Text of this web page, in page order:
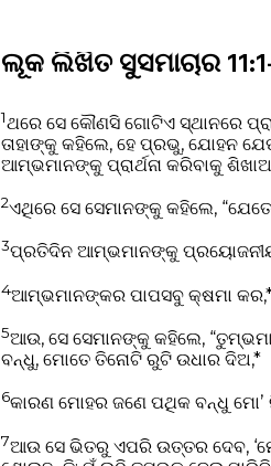
ଲୂକ ଲିଖିତ ସୁସମାଚାର
1ଥରେ ସେ କୌଣସି ଗୋଟିଏ ସ୍ଥାନରେ
ତାହାଙ୍କୁ କହିଲେ, ହେ ପ୍ରଭୁ, ଯୋହନ
ଆମ୍ଭମାନଙ୍କୁ ପ୍ରାର୍ଥନା କରିବାକୁ
2ଏଥିରେ ସେ ସେମାନଙ୍କୁ କହିଲେ,
3ପ୍ରତିଦିନ ଆମ୍ଭମାନଙ୍କୁ
4ଆମ୍ଭମାନଙ୍କର ପାପସବୁ କ୍ଷମା
5ଆଉ, ସେ ସେମାନଙ୍କୁ କହିଲେ,
ବନ୍ଧୁ, ମୋତେ ତିନୋଟି ରୁଟି ଉଧାର ଦିଅ,*
6କାରଣ ମୋହର ଜଣେ ପଥିକ ବନ୍ଧୁ ମୋʼ
7ଆଉ ସେ ଭିତରୁ ଏପରି ଉତ୍ତର ଦେବ,